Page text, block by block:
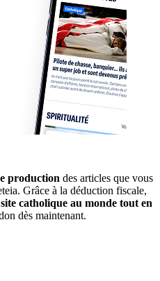
production des articles que vous
Grâce à la déduction fiscale,
catholique au monde tout en
dès maintenant.